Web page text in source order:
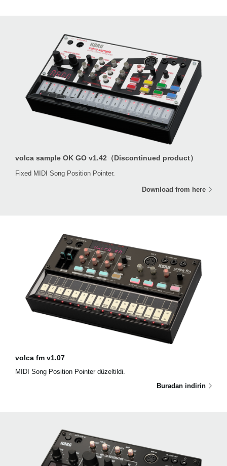
volca sample OK GO v1.42（Discontinued product）
Fixed MIDI Song Position Pointer.
Download from here
volca fm v1.07
MIDI Song Position Pointer düzeltildi.
Buradan indirin